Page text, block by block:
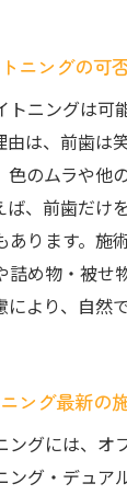
イント
歯の白さを取
選べる前歯
ワイトニン
判から見る
ニングの可
トニングは可
由は、前歯は
色のムラや他
ば、前歯だけ
あります。施
詰め物・被せ
により、自然
ング最新の
ングには、オ
ング・デュア